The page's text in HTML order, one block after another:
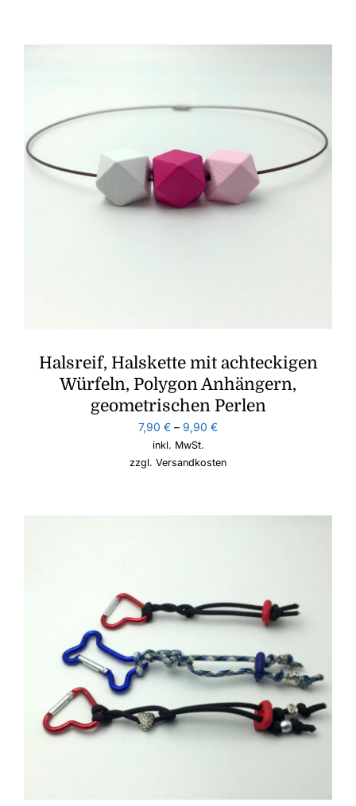
Halsreif, Halskette mit achteckigen
Würfeln, Polygon Anhängern,
geometrischen Perlen
7,90 € – 9,90 €
inkl. MwSt.
zzgl. Versandkosten